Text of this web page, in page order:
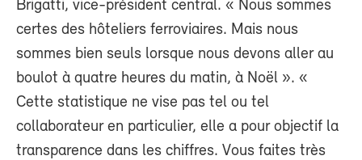
Brigatti, vice-président central. « Nous sommes
certes des hôteliers ferroviaires. Mais nous
sommes bien seuls lorsque nous devons aller au
boulot à quatre heures du matin, à Noël ». «
Cette statistique ne vise pas tel ou tel
collaborateur en particulier, elle a pour objectif la
transparence dans les chiffres. Vous faites très